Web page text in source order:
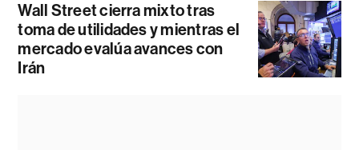
Wall Street cierra mixto tras
toma de utilidades y mientras el
mercado evalúa avances con
Irán